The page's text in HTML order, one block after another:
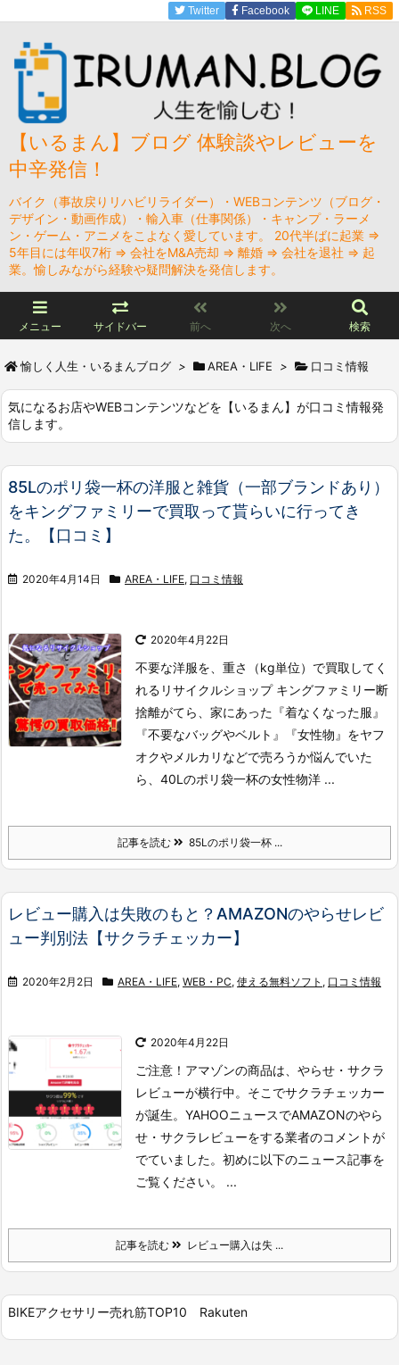
【いるまん】ブログ 体験談やレビューを
中辛発信！
バイク（事故戻りリハビリライダー）・WEBコンテンツ（ブログ・
デザイン・動画作成）・輸入車（仕事関係）・キャンプ・ラーメ
ン・ゲーム・アニメをこよなく愛しています。 20代半ばに起業 ⇒
5年目には年収7桁 ⇒ 会社をM&A売却 ⇒ 離婚 ⇒ 会社を退社 ⇒ 起
業。愉しみながら経験や疑問解決を発信します。
メニュー サイドバー 前へ 次へ 検索
Twitter Facebook LINE RSS
愉しく人生・いるまんブログ > AREA・LIFE > 口コミ情報
気になるお店やWEBコンテンツなどを【いるまん】が口コミ情報発
信します。
85Lのポリ袋一杯の洋服と雑貨（一部ブランドあり）
をキングファミリーで買取って貰らいに行ってき
た。【口コミ】
2020年4月14日 AREA・LIFE, 口コミ情報
2020年4月22日
不要な洋服を、重さ（kg単位）で買取してく
れるリサイクルショップ キングファミリー断
捨離がてら、家にあった『着なくなった服』
『不要なバッグやベルト』『女性物』をヤフ
オクやメルカリなどで売ろうか悩んでいた
ら、40Lのポリ袋一杯の女性物洋 ...
記事を読む 85Lのポリ袋一杯 ...
レビュー購入は失敗のもと？AMAZONのやらせレビ
ュー判別法【サクラチェッカー】
2020年2月2日 AREA・LIFE, WEB・PC, 使える無料ソフト , 口コミ情報
2020年4月22日
ご注意！アマゾンの商品は、やらせ・サクラ
レビューが横行中。そこでサクラチェッカー
が誕生。YAHOOニュースでAMAZONのやら
せ・サクラレビューをする業者のコメントが
でていました。 初めに以下のニュース記事を
ご覧ください。
...
記事を読む レビュー購入は失 ...
BIKEアクセサリー売れ筋TOP10 Rakuten